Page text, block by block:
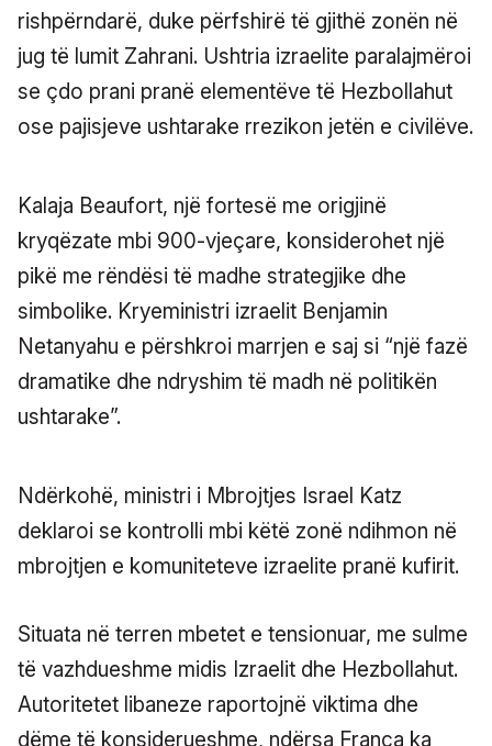
rishpërndarë, duke përfshirë të gjithë zonën në
jug të lumit Zahrani. Ushtria izraelite paralajmëroi
se çdo prani pranë elementëve të Hezbollahut
ose pajisjeve ushtarake rrezikon jetën e civilëve.
Kalaja Beaufort, një fortesë me origjinë
kryqëzate mbi 900-vjeçare, konsiderohet një
pikë me rëndësi të madhe strategjike dhe
simbolike. Kryeministri izraelit Benjamin
Netanyahu e përshkroi marrjen e saj si “një fazë
dramatike dhe ndryshim të madh në politikën
ushtarake”.
Ndërkohë, ministri i Mbrojtjes Israel Katz
deklaroi se kontrolli mbi këtë zonë ndihmon në
mbrojtjen e komuniteteve izraelite pranë kufirit.
Situata në terren mbetet e tensionuar, me sulme
të vazhdueshme midis Izraelit dhe Hezbollahut.
Autoritetet libaneze raportojnë viktima dhe
dëme të konsiderueshme, ndërsa Franca ka